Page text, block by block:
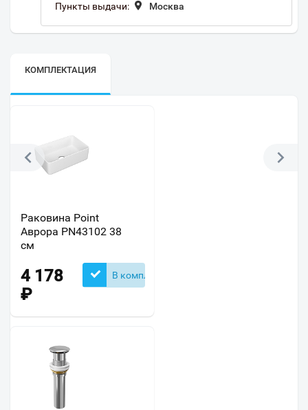
Пункты выдачи: Москва
КОМПЛЕКТАЦИЯ
Раковина Point
Аврора PN43102 38
см
4 178
₽
В комплекте